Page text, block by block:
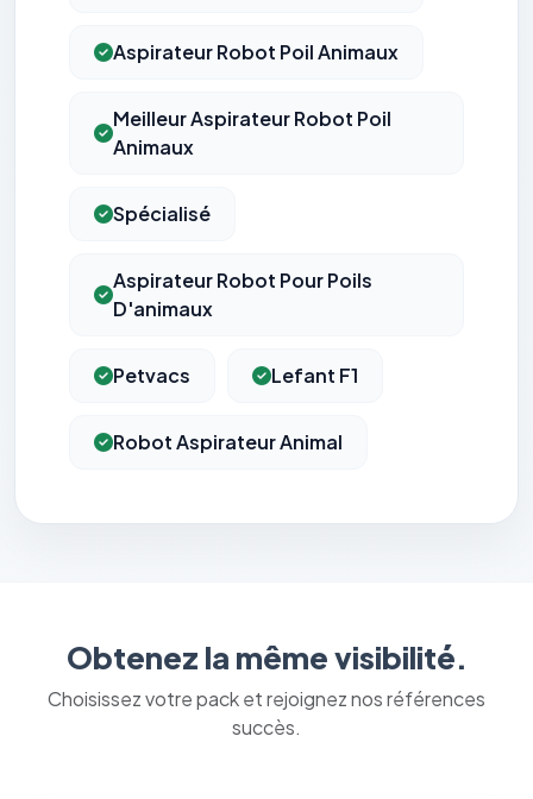
Aspirateur Robot Poil Animaux
Meilleur Aspirateur Robot Poil
Animaux
Spécialisé
Aspirateur Robot Pour Poils
D'animaux
Petvacs Lefant F1
Robot Aspirateur Animal
Obtenez la même visibilité.
Choisissez votre pack et rejoignez nos références
succès.